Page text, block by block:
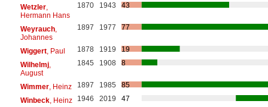
Wetzler,
Hermann Hans
1870 1943 43
Weyrauch,
Johannes
1897 1977 77
Wiggert, Paul 1878 1919
19
Wilhelmj,
August
1845 1908 8
Wimmer, Heinz 1897 1985
85
Winbeck, Heinz 1946 2019
47